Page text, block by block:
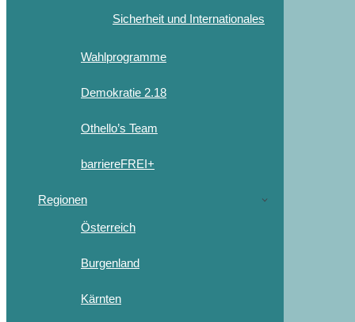
Sicherheit und Internationales
Wahlprogramme
Demokratie 2.18
Othello’s Team
barriereFREI+
Regionen
Österreich
Burgenland
Kärnten